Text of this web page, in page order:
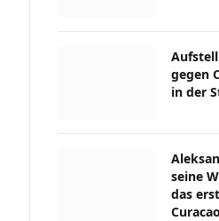
gegen
in der
seine
das
Curacao